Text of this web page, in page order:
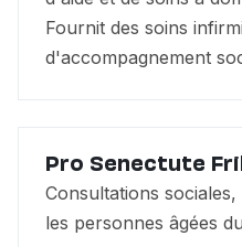
Fournit des soins
d'accompagnement
Pro Senectute
Consultations
les personnes âgées